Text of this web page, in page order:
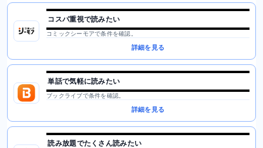
コスパ重視で読みたい
コミックシーモアで条件を確認。
詳細を見る
単話で気軽に読みたい
ブックライブで条件を確認。
詳細を見る
読み放題でたくさん読みたい